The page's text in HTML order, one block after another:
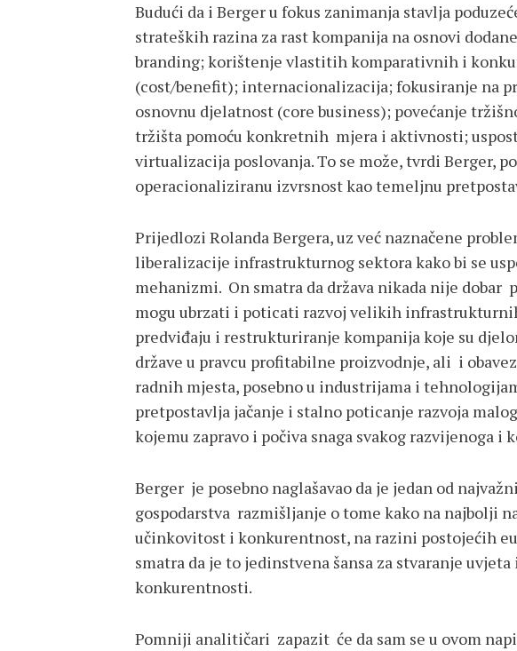
Budući da i Berger u fokus zanimanja stavlja
strateških razina za rast kompanija na osnovi
branding; korištenje vlastitih komparativnih i
(cost/benefit); internacionalizacija; fokusiranje na
osnovnu djelatnost (core business); povećanje
tržišta pomoću konkretnih mjera i aktivnosti;
virtualizacija poslovanja. To se može, tvrdi Berger,
operacionaliziranu izvrsnost kao temeljnu
Prijedlozi Rolanda Bergera, uz već naznačene
liberalizacije infrastrukturnog sektora kako bi se
mehanizmi. On smatra da država nikada nije dobar
mogu ubrzati i poticati razvoj velikih
predviđaju i restrukturiranje kompanija koje su
države u pravcu profitabilne proizvodnje, ali i
radnih mjesta, posebno u industrijama i
pretpostavlja jačanje i stalno poticanje razvoja
kojemu zapravo i počiva snaga svakog razvijenoga i
Berger je posebno naglašavao da je jedan od
gospodarstva razmišljanje o tome kako na najbolji
učinkovitost i konkurentnost, na razini postojećih
smatra da je to jedinstvena šansa za stvaranje
konkurentnosti.
Pomniji analitičari zapazit će da sam se u ovom